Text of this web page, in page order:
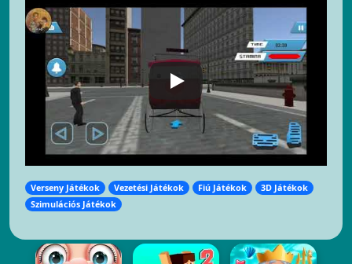
Verseny Játékok Vezetési Játékok Fiú Játékok
3D Játékok
Szimulációs Játékok